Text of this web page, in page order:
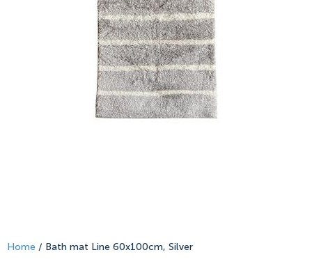
Home / Bath mat Line 60x100cm, Silver